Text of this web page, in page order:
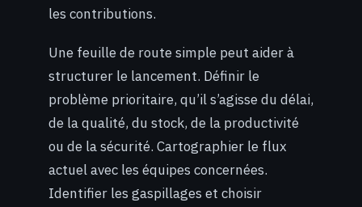
les contributions.
Une feuille de route simple peut aider à
structurer le lancement. Définir le
problème prioritaire, qu’il s’agisse du délai,
de la qualité, du stock, de la productivité
ou de la sécurité. Cartographier le flux
actuel avec les équipes concernées.
Identifier les gaspillages et choisir